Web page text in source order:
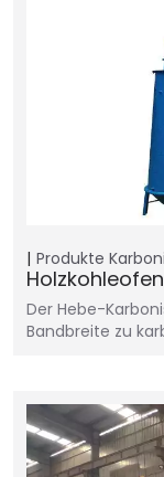
Produkte
Der Hebe-
Bandbreite zu